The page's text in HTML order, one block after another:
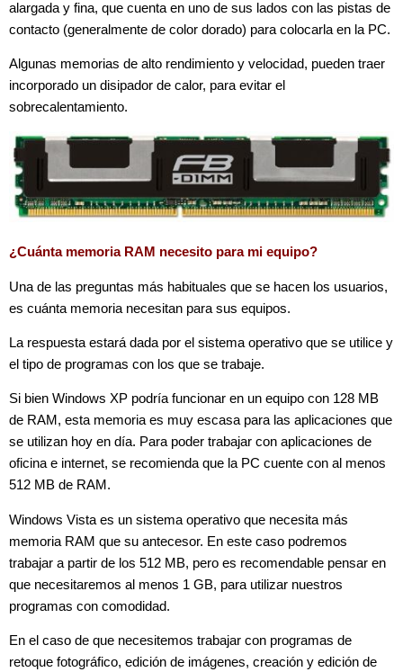
alargada y fina, que cuenta en uno de sus lados con las pistas de
contacto (generalmente de color dorado) para colocarla en la PC.
Algunas memorias de alto rendimiento y velocidad, pueden traer
incorporado un disipador de calor, para evitar el
sobrecalentamiento.
¿Cuánta memoria RAM necesito para mi equipo?
Una de las preguntas más habituales que se hacen los usuarios,
es cuánta memoria necesitan para sus equipos.
La respuesta estará dada por el sistema operativo que se utilice y
el tipo de programas con los que se trabaje.
Si bien Windows XP podría funcionar en un equipo con 128 MB
de RAM, esta memoria es muy escasa para las aplicaciones que
se utilizan hoy en día. Para poder trabajar con aplicaciones de
oficina e internet, se recomienda que la PC cuente con al menos
512 MB de RAM.
Windows Vista es un sistema operativo que necesita más
memoria RAM que su antecesor. En este caso podremos
trabajar a partir de los 512 MB, pero es recomendable pensar en
que necesitaremos al menos 1 GB, para utilizar nuestros
programas con comodidad.
En el caso de que necesitemos trabajar con programas de
retoque fotográfico, edición de imágenes, creación y edición de